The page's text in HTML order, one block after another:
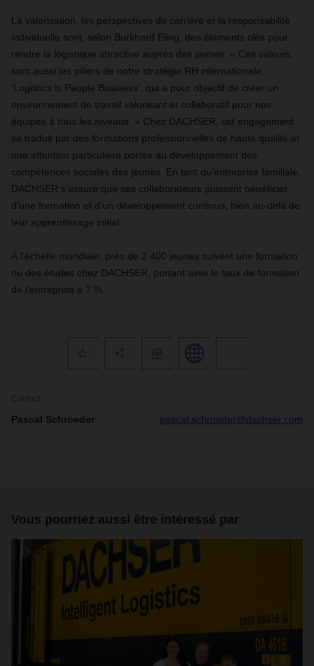
La valorisation, les perspectives de carrière et la responsabilité
individuelle sont, selon Burkhard Eling, des éléments clés pour
rendre la logistique attractive auprès des jeunes. « Ces valeurs
sont aussi les piliers de notre stratégie RH internationale,
‘Logistics is People Business’, qui a pour objectif de créer un
environnement de travail valorisant et collaboratif pour nos
équipes à tous les niveaux. » Chez DACHSER, cet engagement
se traduit par des formations professionnelles de haute qualité et
une attention particulière portée au développement des
compétences sociales des jeunes. En tant qu’entreprise familiale,
DACHSER s’assure que ses collaborateurs puissent bénéficier
d’une formation et d’un développement continus, bien au-delà de
leur apprentissage initial.
À l’échelle mondiale, près de 2 400 jeunes suivent une formation
ou des études chez DACHSER, portant ainsi le taux de formation
de l’entreprise à 7 %.
Contact
Pascal Schroeder pascal.schroeder@dachser.com
Vous pourriez aussi être intéressé par